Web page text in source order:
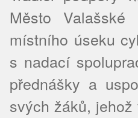
Město
místního úseku
s nadací
přednášky a
svých žáků,